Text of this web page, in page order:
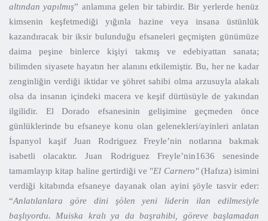
altından yapılmış” anlamına gelen bir tabirdir. Bir yerlerde henüz
kimsenin keşfetmediği yığınla hazine veya insana üstünlük
kazandıracak bir iksir bulunduğu efsaneleri geçmişten günümüze
daima peşine binlerce kişiyi takmış ve edebiyattan sanata;
bilimden siyasete hayatın her alanını etkilemiştir. Bu, her ne kadar
zenginliğin verdiği iktidar ve şöhret sahibi olma arzusuyla alakalı
olsa da insanın içindeki macera ve keşif dürtüsüyle de yakından
ilgilidir. El Dorado efsanesinin gelişimine geçmeden önce
günlüklerinde bu efsaneye konu olan gelenekleri/ayinleri anlatan
İspanyol kaşif Juan Rodriguez Freyle’nin notlarına bakmak
isabetli olacaktır. Juan Rodriguez Freyle’nin1636 senesinde
tamamlayıp kitap haline gertirdiği ve "El Carnero"(Hafıza) isimini
verdiği kitabında efsaneye dayanak olan ayini şöyle tasvir eder:
“Anlatılanlara göre dini şölen yeni liderin ilan edilmesiyle
başlıyordu. Muiska kralı ya da başrahibi, göreve başlamadan